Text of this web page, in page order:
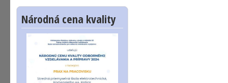
Národná cena kvality